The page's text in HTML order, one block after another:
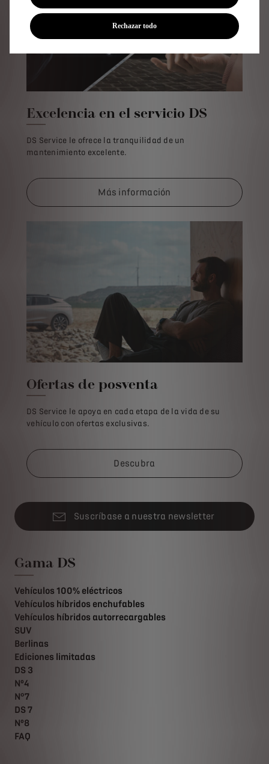
Excelencia en el servicio DS
DS Service le ofrece la tranquilidad de un
mantenimiento excelente.
Más información
Ofertas de posventa
DS Service le apoya en cada etapa de la vida de su
vehículo con ofertas exclusivas.
Descubra
Suscríbase a nuestra newsletter
Gama DS
Vehículos 100% eléctricos
Vehículos híbridos enchufables
Vehículos híbridos autorrecargables
SUV
Berlinas
Ediciones limitadas
DS 3
Nº4
N°7
DS 7
Nº8
FAQ
Rechazar todo